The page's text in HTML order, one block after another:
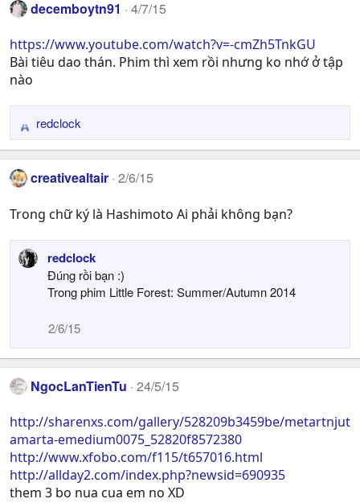
decemboytn91 4/7/15
https://www.youtube.com/watch?v=-cmZh5TnkGU
Bài tiêu dao thán. Phim thì xem rồi nhưng ko nhớ ở tập
nào
R
e
a
c
i
n
s
redclock
creativealtair 2/6/15
Trong chữ ký là Hashimoto Ai phải không bạn?
redclock
Đúng rồi bạn :)
Trong phim Little Forest: Summer/Autumn 2014
2/6/15
NgocLanTienTu 24/5/15
http://sharenxs.com/gallery/528209b3459be/metartnjut
amarta-emedium0075_52820f8572380
http://www.xfobo.com/f115/t657016.html
http://allday2.com/index.php?newsid=690935
them 3 bo nua cua em no XD